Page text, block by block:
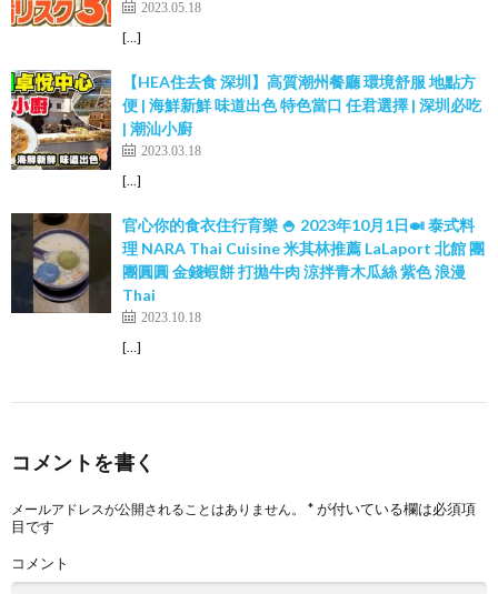
2023.05.18
[…]
【HEA住去食 深圳】高質潮州餐廳 環境舒服 地點方
便 | 海鮮新鮮 味道出色 特色當口 任君選擇 | 深圳必吃
| 潮汕小廚
2023.03.18
[…]
官心你的食衣住行育樂 🍚 2023年10月1日🍛 泰式料
理 NARA Thai Cuisine 米其林推薦 LaLaport 北館 團
團圓圓 金錢蝦餅 打拋牛肉 涼拌青木瓜絲 紫色 浪漫
Thai
2023.10.18
[…]
コメントを書く
メールアドレスが公開されることはありません。 *が付いている欄は必須項
目です
コメント